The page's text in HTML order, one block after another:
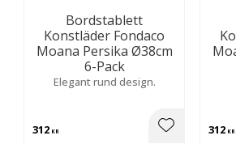
Bordstablett
Konstläder Fondaco
Moana Persika Ø38cm
6-Pack
Elegant rund design.
312 KR Lägg till i312 KR